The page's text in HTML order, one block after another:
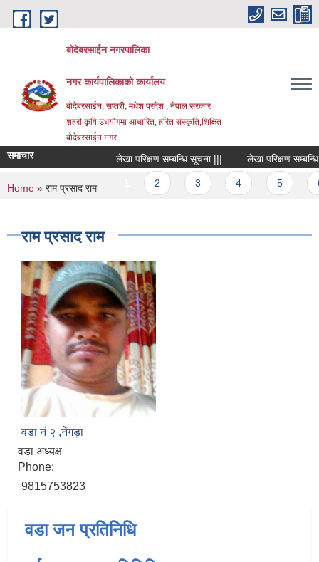
Skip to main content
बोदेबरसाईन नगरपालिका
नगर कार्यपालिकाको कार्यालय
बोदेबरसाईन, सप्तरी, मधेश प्रदेश , नेपाल सरकार
शहरी कृषि उधयोगमा आधारित, हरित संस्कृति,शिक्षित
बोदेबरसाईन नगर
समाचार लेखा परिक्षण सम्बन्धि सूचना ||| लेखा परिक्षण सम्बन्धि
Pages
You are here
Home » राम प्रसाद राम
राम प्रसाद राम
वडा नं‌ २ ,नेंगड़ा
वडा अध्यक्ष
Phone:
9815753823
वडा जन प्रतिनिधि